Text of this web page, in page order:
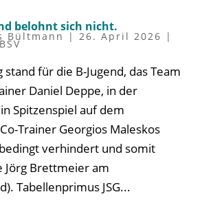
belohnt sich nicht.
Bültmann | 26. April 2026 |
stand für die B-Jugend, das Team
Daniel Deppe, in der
Spitzenspiel auf dem
Trainer Georgios Maleskos
verhindert und somit
Jörg Brettmeier am
Tabellenprimus JSG...